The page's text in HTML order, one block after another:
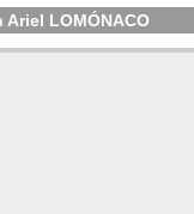
Ariel LOMÓNACO